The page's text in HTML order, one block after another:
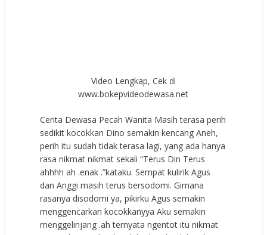
Video Lengkap, Cek di
www.bokepvideodewasa.net
Cerita Dewasa Pecah Wanita Masih terasa perih
sedikit kocokkan Dino semakin kencang Aneh,
perih itu sudah tidak terasa lagi, yang ada hanya
rasa nikmat nikmat sekali “Terus Din Terus
ahhhh ah .enak .”kataku. Sempat kulirik Agus
dan Anggi masih terus bersodomi. Gimana
rasanya disodomi ya, pikirku Agus semakin
menggencarkan kocokkanyya Aku semakin
menggelinjang .ah ternyata ngentot itu nikmat